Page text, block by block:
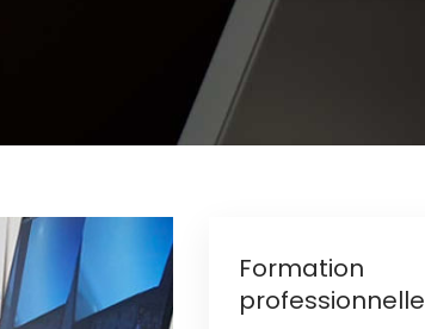
Formation
professionnelle